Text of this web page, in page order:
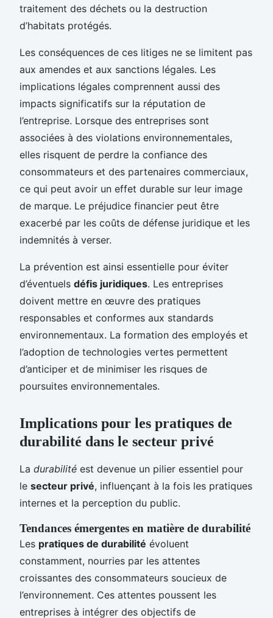
traitement des déchets ou la destruction
d’habitats protégés.
Les conséquences de ces litiges ne se limitent pas
aux amendes et aux sanctions légales. Les
implications légales comprennent aussi des
impacts significatifs sur la réputation de
l’entreprise. Lorsque des entreprises sont
associées à des violations environnementales,
elles risquent de perdre la confiance des
consommateurs et des partenaires commerciaux,
ce qui peut avoir un effet durable sur leur image
de marque. Le préjudice financier peut être
exacerbé par les coûts de défense juridique et les
indemnités à verser.
La prévention est ainsi essentielle pour éviter
d’éventuels défis juridiques. Les entreprises
doivent mettre en œuvre des pratiques
responsables et conformes aux standards
environnementaux. La formation des employés et
l’adoption de technologies vertes permettent
d’anticiper et de minimiser les risques de
poursuites environnementales.
Implications pour les pratiques de
durabilité dans le secteur privé
La durabilité est devenue un pilier essentiel pour
le secteur privé, influençant à la fois les pratiques
internes et la perception du public.
Tendances émergentes en matière de durabilité
Les pratiques de durabilité évoluent
constamment, nourries par les attentes
croissantes des consommateurs soucieux de
l’environnement. Ces attentes poussent les
entreprises à intégrer des objectifs de